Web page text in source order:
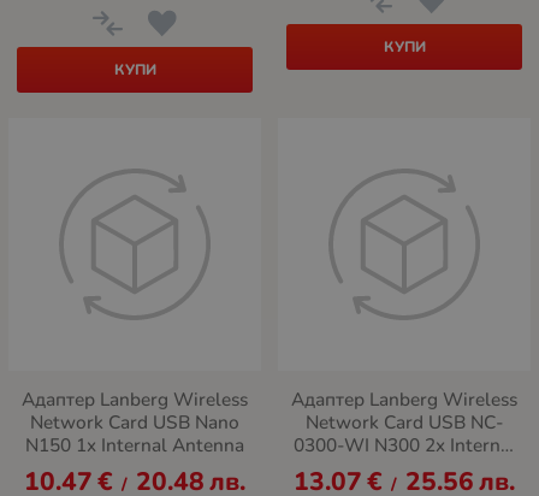
КУПИ
КУПИ
Адаптер Lanberg Wireless
Network Card USB Nano
N150 1x Internal Antenna
10.47€ / 20.48лв.
Адаптер Lanberg Wireless
Network Card USB NC-
0300-WI N300 2x Internal
Antenna
13.07€ / 25.56лв.